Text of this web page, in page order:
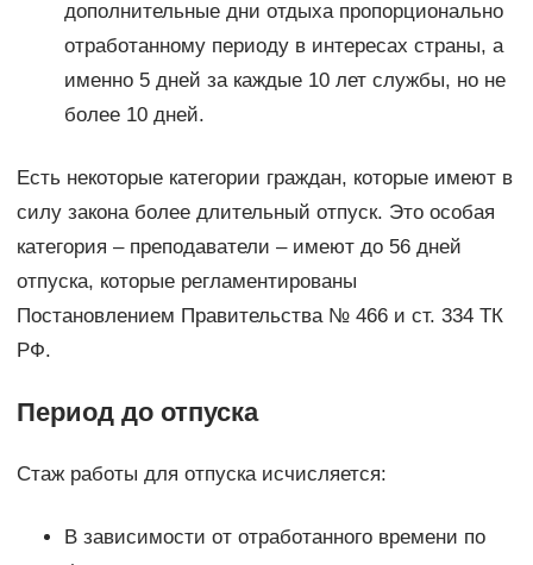
дополнительные дни отдыха пропорционально
отработанному периоду в интересах страны, а
именно 5 дней за каждые 10 лет службы, но не
более 10 дней.
Есть некоторые категории граждан, которые имеют в
силу закона более длительный отпуск. Это особая
категория – преподаватели – имеют до 56 дней
отпуска, которые регламентированы
Постановлением Правительства № 466 и ст. 334 ТК
РФ.
Период до отпуска
Стаж работы для отпуска исчисляется:
В зависимости от отработанного времени по